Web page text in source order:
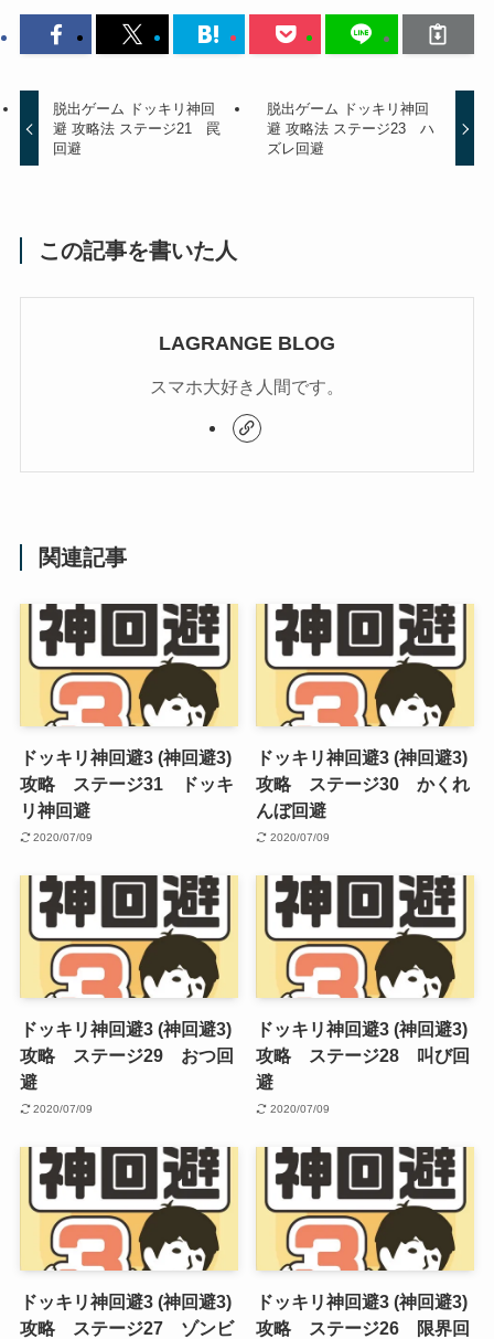
脱出ゲーム ドッキリ神回
避 攻略法 ステージ21 罠
回避
脱出ゲーム ドッキリ神回
避 攻略法 ステージ23 ハ
ズレ回避
この記事を書いた人
LAGRANGE BLOG
スマホ大好き人間です。
関連記事
ドッキリ神回避3 (神回避3)
攻略 ステージ31 ドッキ
リ神回避
2020/07/09
ドッキリ神回避3 (神回避3)
攻略 ステージ30 かくれ
んぼ回避
2020/07/09
ドッキリ神回避3 (神回避3)
攻略 ステージ29 おつ回
避
2020/07/09
ドッキリ神回避3 (神回避3)
攻略 ステージ28 叫び回
避
2020/07/09
ドッキリ神回避3 (神回避3)
攻略 ステージ27 ゾンビ
ドッキリ神回避3 (神回避3)
攻略 ステージ26 限界回